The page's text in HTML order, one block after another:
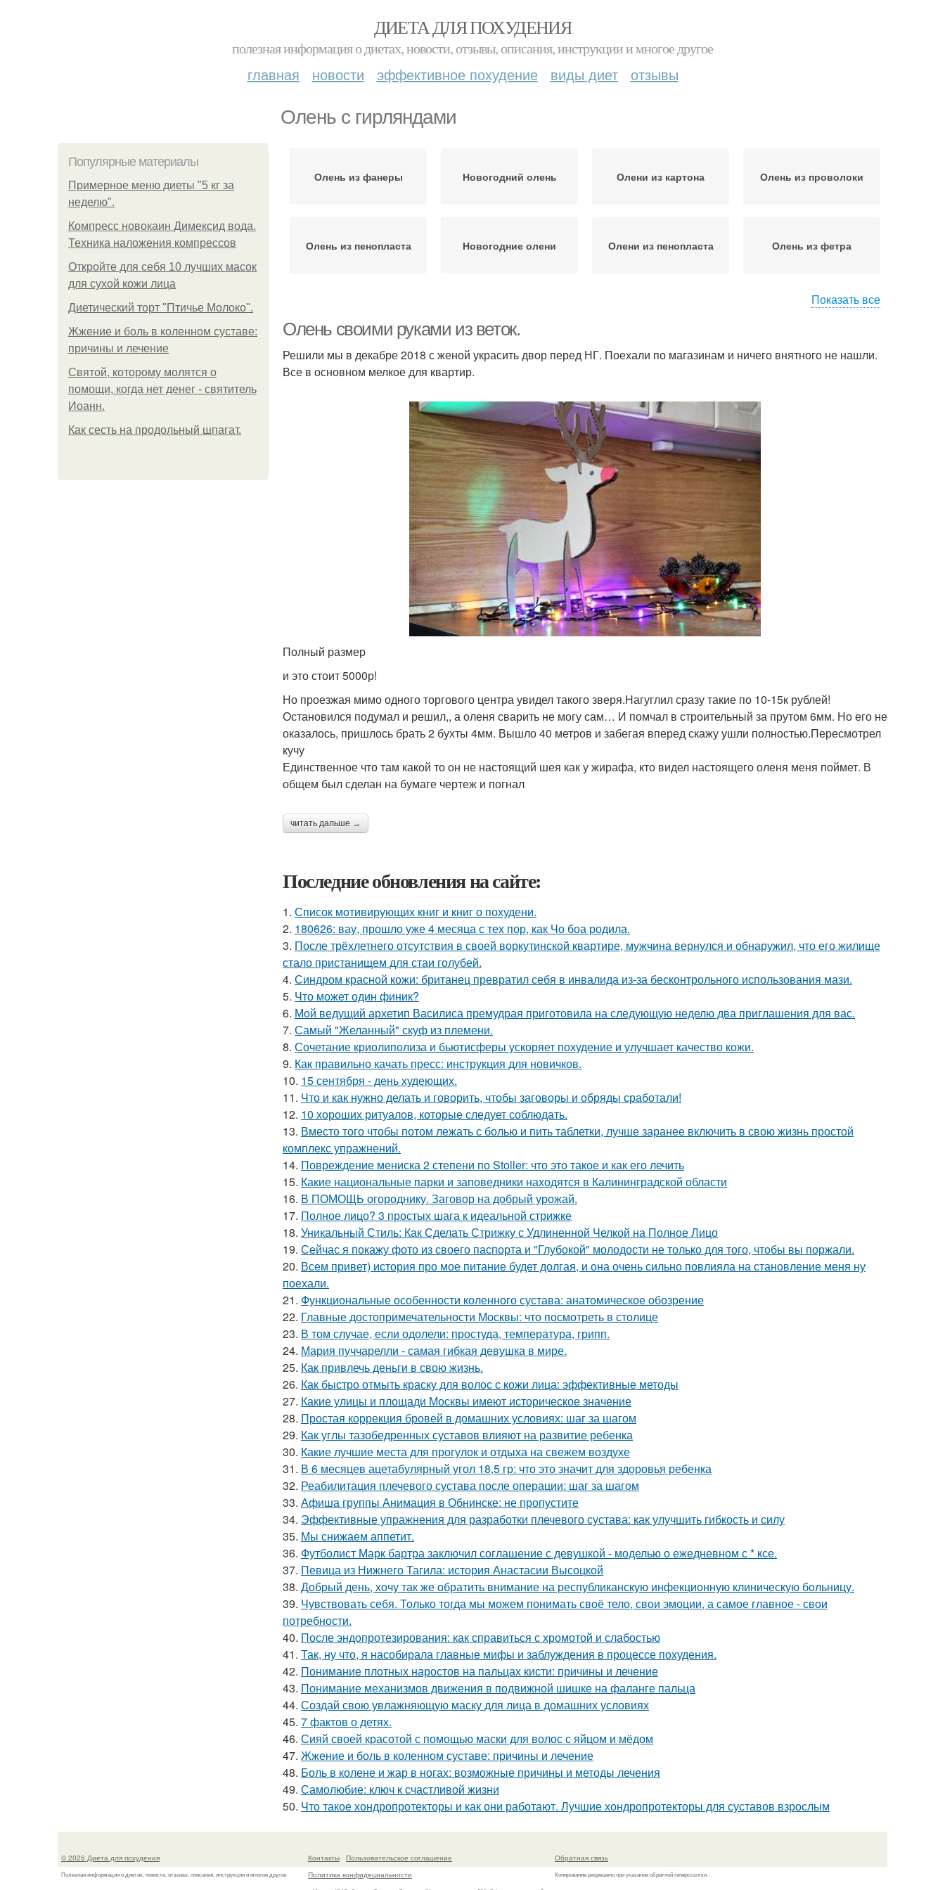
ДИЕТА ДЛЯ ПОХУДЕНИЯ
полезная информация о диетах, новости, отзывы, описания, инструкции и многое другое
главная новости эффективное похудение виды диет отзывы
Олень с гирляндами
Популярные материалы
Примерное меню диеты "5 кг за
неделю".
Компресс новокаин Димексид вода.
Техника наложения компрессов
Откройте для себя 10 лучших масок
для сухой кожи лица
Диетический торт "Птичье Молоко".
Жжение и боль в коленном суставе:
причины и лечение
Святой, которому молятся о
помощи, когда нет денег - святитель
Иоанн.
Как сесть на продольный шпагат.
Олень из фанеры Новогодний олень Олени из картона Олень из проволоки
Олень из пенопласта Новогодние олени Олени из пенопласта Олень из фетра
Показать все
Олень своими руками из веток.
Решили мы в декабре 2018 с женой украсить двор перед НГ. Поехали по магазинам и ничего внятного не нашли.
Все в основном мелкое для квартир.
Полный размер
и это стоит 5000р!
Но проезжая мимо одного торгового центра увидел такого зверя.Нагуглил сразу такие по 10-15к рублей!
Остановился подумал и решил,, а оленя сварить не могу сам… И помчал в строительный за прутом 6мм. Но его не
оказалось, пришлось брать 2 бухты 4мм. Вышло 40 метров и забегая вперед скажу ушли полностью.Пересмотрел
кучу
Единственное что там какой то он не настоящий шея как у жирафа, кто видел настоящего оленя меня поймет. В
общем был сделан на бумаге чертеж и погнал
читать дальше →
Последние обновления на сайте:
1. Список мотивирующих книг и книг о похудени.
2. 180626: вау, прошло уже 4 месяца с тех пор, как Чо боа родила.
3. После трёхлетнего отсутствия в своей воркутинской квартире, мужчина вернулся и обнаружил, что его жилище
стало пристанищем для стаи голубей.
4. Синдром красной кожи: британец превратил себя в инвалида из-за бесконтрольного использования мази.
5. Что может один финик?
6. Мой ведущий архетип Василиса премудрая приготовила на следующую неделю два приглашения для вас.
7. Самый "Желанный" скуф из племени.
8. Сочетание криолиполиза и бьютисферы ускоряет похудение и улучшает качество кожи.
9. Как правильно качать пресс: инструкция для новичков.
10. 15 сентября - день худеющих.
11. Что и как нужно делать и говорить, чтобы заговоры и обряды сработали!
12. 10 хороших ритуалов, которые следует соблюдать.
13. Вместо того чтобы потом лежать с болью и пить таблетки, лучше заранее включить в свою жизнь простой
комплекс упражнений.
14. Повреждение мениска 2 степени по Stoller: что это такое и как его лечить
15. Какие национальные парки и заповедники находятся в Калининградской области
16. В ПОМОЩЬ огороднику. Заговор на добрый урожай.
17. Полное лицо? 3 простых шага к идеальной стрижке
18. Уникальный Стиль: Как Сделать Стрижку с Удлиненной Челкой на Полное Лицо
19. Сейчас я покажу фото из своего паспорта и "Глубокой" молодости не только для того, чтобы вы поржали.
20. Всем привет) история про мое питание будет долгая, и она очень сильно повлияла на становление меня ну
поехали.
21. Функциональные особенности коленного сустава: анатомическое обозрение
22. Главные достопримечательности Москвы: что посмотреть в столице
23. В том случае, если одолели: простуда, температура, грипп.
24. Мария пуччарелли - самая гибкая девушка в мире.
25. Как привлечь деньги в свою жизнь.
26. Как быстро отмыть краску для волос с кожи лица: эффективные методы
27. Какие улицы и площади Москвы имеют историческое значение
28. Простая коррекция бровей в домашних условиях: шаг за шагом
29. Как углы тазобедренных суставов влияют на развитие ребенка
30. Какие лучшие места для прогулок и отдыха на свежем воздухе
31. В 6 месяцев ацетабулярный угол 18,5 гр: что это значит для здоровья ребенка
32. Реабилитация плечевого сустава после операции: шаг за шагом
33. Афиша группы Анимация в Обнинске: не пропустите
34. Эффективные упражнения для разработки плечевого сустава: как улучшить гибкость и силу
35. Мы снижаем аппетит.
36. Футболист Марк бартра заключил соглашение с девушкой - моделью о ежедневном с * ксе.
37. Певица из Нижнего Тагила: история Анастасии Высоцкой
38. Добрый день, хочу так же обратить внимание на республиканскую инфекционную клиническую больницу.
39. Чувствовать себя. Только тогда мы можем понимать своё тело, свои эмоции, а самое главное - свои
потребности.
40. После эндопротезирования: как справиться с хромотой и слабостью
41. Так, ну что, я насобирала главные мифы и заблуждения в процессе похудения.
42. Понимание плотных наростов на пальцах кисти: причины и лечение
43. Понимание механизмов движения в подвижной шишке на фаланге пальца
44. Создай свою увлажняющую маску для лица в домашних условиях
45. 7 фактов о детях.
46. Сияй своей красотой с помощью маски для волос с яйцом и мёдом
47. Жжение и боль в коленном суставе: причины и лечение
48. Боль в колене и жар в ногах: возможные причины и методы лечения
49. Самолюбие: ключ к счастливой жизни
50. Что такое хондропротекторы и как они работают. Лучшие хондропротекторы для суставов взрослым
© 2026 Диета для похудения
Полезная информация о диетах, новости, отзывы, описания, инструкции и многое другое
Контакты
Пользовательское соглашение
Политика конфидециальности
Обратная связь
Копирование разрешено при указании обратной гиперссылки.